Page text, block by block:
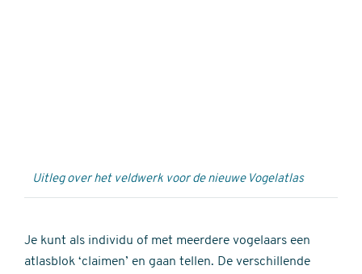
Uitleg over het veldwerk voor de nieuwe Vogelatlas
Je kunt als individu of met meerdere vogelaars een
atlasblok ‘claimen’ en gaan tellen. De verschillende